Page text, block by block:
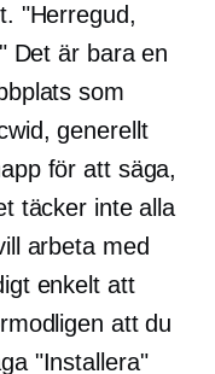
"Herregud,
Det är bara en
som
generellt
för att säga,
täcker inte alla
arbeta med
enkelt att
att du
"Installera"